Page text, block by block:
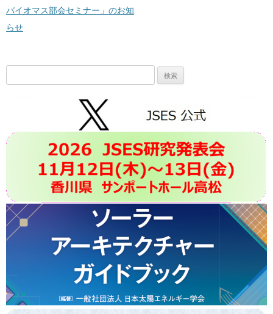
バイオマス部会セミナー」のお知
らせ
索: